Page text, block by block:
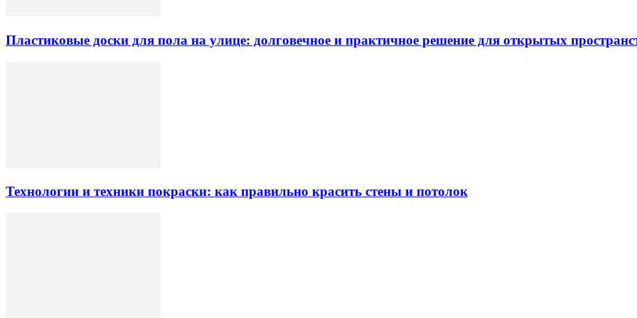
Пластиковые доски для пола на улице: долговечное и практичное решение для открытых
Технологии и техники покраски: как правильно красить стены и потолок